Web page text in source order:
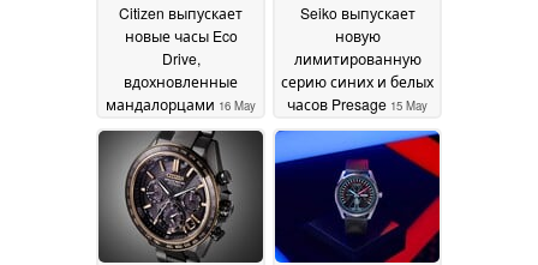
Citizen выпускает
новые часы Eco
Drive,
вдохновленные
мандалорцами 16 May
2026
Seiko выпускает
новую
лимитированную
серию синих и белых
часов Presage 15 May
2026